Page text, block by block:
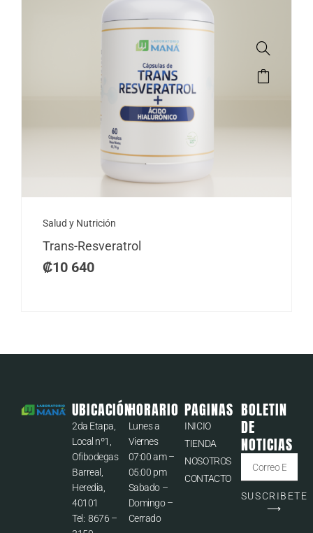
Salud y Nutrición
Trans-Resveratrol
₡10 640
UBICACIÓN
2da Etapa,
Local nº1,
Ofibodegas
Barreal,
Heredia,
40101
Tel: 8676 –
HORARIO
Lunes a
Viernes
07:00 am –
05:00 pm
Sabado –
Domingo –
Cerrado
PAGINAS
INICIO
TIENDA
NOSOTROS
CONTACTO
BOLETIN
DE
NOTICIAS
SUSCRIBETE
⟶